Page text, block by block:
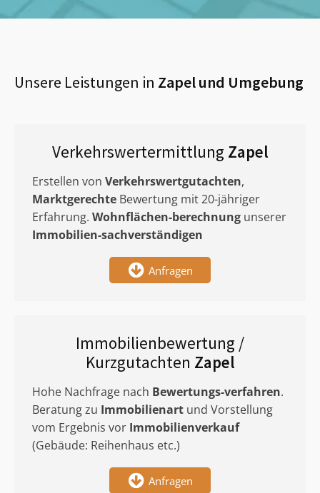
Unsere Leistungen in Zapelund Umgebung
Verkehrswertermittlung Zapel
Erstellen von Verkehrswertgutachten,
Marktgerechte Bewertung mit 20-jähriger
Erfahrung. Wohnflächen-berechnung unserer
Immobilien-sachverständigen
Anfragen
Immobilienbewertung /
Kurzgutachten Zapel
Hohe Nachfrage nach Bewertungs-verfahren.
Beratung zu Immobilienart und Vorstellung
vom Ergebnis vor Immobilienverkauf
(Gebäude: Reihenhaus etc.)
Anfragen